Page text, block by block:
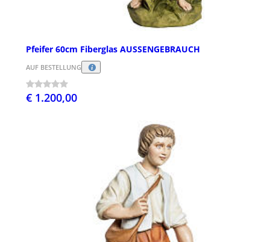
Pfeifer 60cm Fiberglas AUSSENGEBRAUCH
AUF BESTELLUNG
€ 1.200,00